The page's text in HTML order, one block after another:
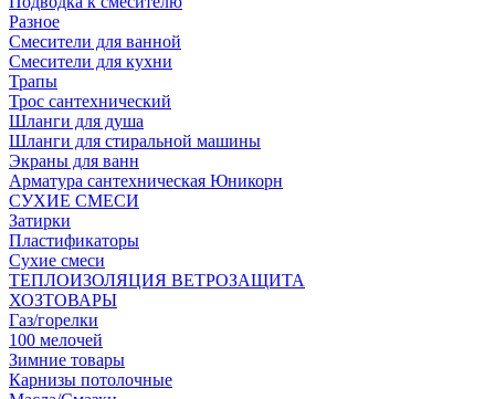
Разное
Смесители для ванной
Смесители для кухни
Трапы
Трос сантехнический
Шланги для душа
Шланги для стиральной машины
Экраны для ванн
Арматура сантехническая Юникорн
СУХИЕ СМЕСИ
Затирки
Пластификаторы
Сухие смеси
ТЕПЛОИЗОЛЯЦИЯ ВЕТРОЗАЩИТА
ХОЗТОВАРЫ
Газ/горелки
100 мелочей
Зимние товары
Карнизы потолочные